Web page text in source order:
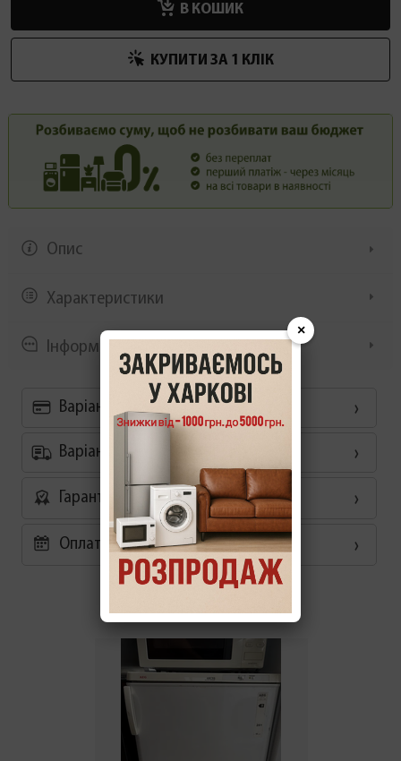
В КОШИК
КУПИТИ ЗА 1 КЛIК
Опис
Характеристики
Інформація/демонстрація
Варіанти оплати
Варіанти доставки
Гарантія
Оплата частинами 0%
×